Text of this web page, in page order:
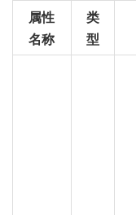
属性
名称
类
型